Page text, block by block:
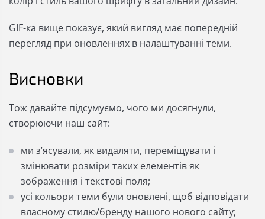
GIF-ка вище показує, який вигляд має попередній
перегляд при оновленнях в налаштуванні теми.
Висновки
Тож давайте підсумуємо, чого ми досягнули,
створюючи наш сайт:
ми з’ясували, як видаляти, переміщувати і
змінювати розміри таких елементів як
зображення і текстові поля;
усі кольори теми були оновлені, щоб відповідати
власному стилю/бренду нашого нового сайту;